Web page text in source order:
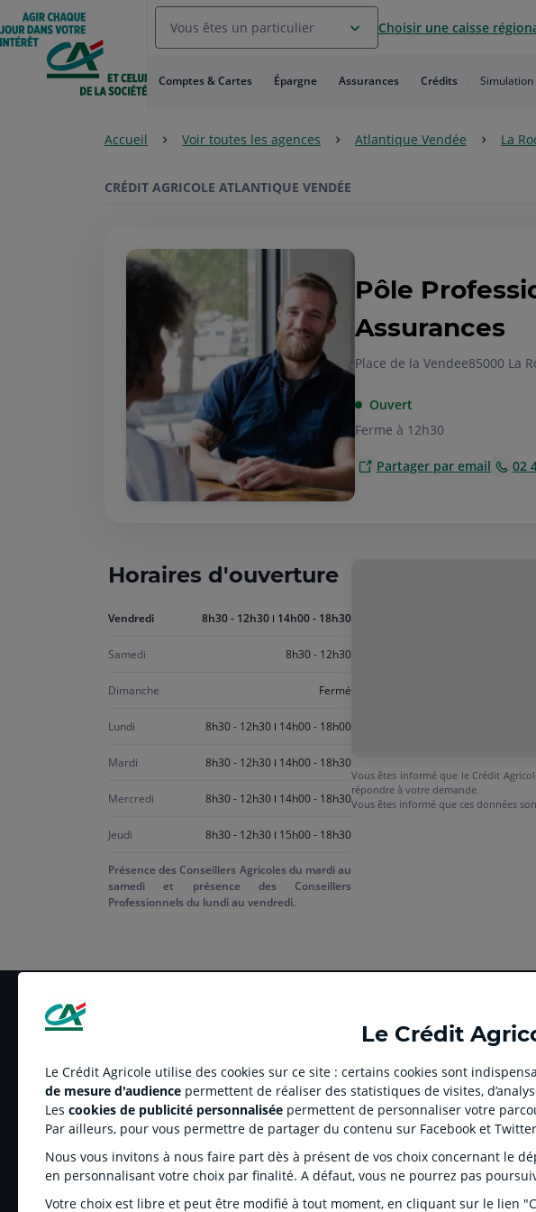
Le Crédit
Le Crédit Agricole utilise des cookies sur ce site : certains cookies sont
de mesure d'audience permettent de réaliser des statistiques de visites,
Les cookies de publicité personnalisée permettent de personnaliser votre
Par ailleurs, pour vous permettre de partager du contenu sur Facebook et
Nous vous invitons à nous faire part dès à présent de vos choix concernant le
en personnalisant votre choix par finalité. A défaut, vous ne pourrez pas
Votre choix est libre et peut être modifié à tout moment, en cliquant sur le lien
Aller
au
Menu
Aller au
Contenu
Vous êtes un particulier Choisir une caisse
Comptes & Cartes Épargne Assurances Crédits Simulation
Accueil Voir toutes les agences Atlantique Vendée La
CRÉDIT AGRICOLE ATLANTIQUE VENDÉE
Pôle
Assurances
Place de la Vendee85000 La
Ouvert
Ferme à 12h30
Partager par email 02
Horaires d'ouverture
VendrediAujourd'hui8h30 - 12h30 14h00 - 18h30
Samedi 8h30 - 12h30
Dimanche Fermé
Lundi 8h30 - 12h30 14h00 - 18h00
Mardi 8h30 - 12h30 14h00 - 18h30
Mercredi 8h30 - 12h30 14h00 - 18h30
Jeudi 8h30 - 12h30 15h00 - 18h30
Présence des Conseillers Agricoles du mardi au
samedi et présence des Conseillers
Professionnels du lundi au vendredi.
Vous êtes informé que le Crédit
répondre à votre demande.
Vous êtes informé que ces données
un
:
sur
la
LE CREDIT AGRICOLE
Banque coopérative
Charte éthique
Groupe Crédit Agricole
Recrutement
RELATION BANQUE CLIENT
Réclamation et médiation
Informations réglementaires
Fonds de Garantie des Dépôts et de Résolution
Rétractation-Résiliation